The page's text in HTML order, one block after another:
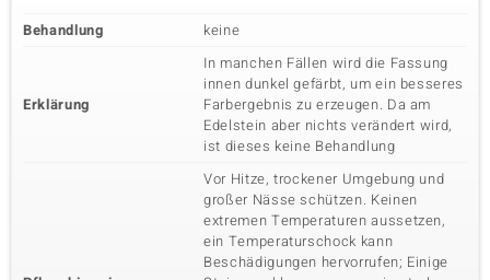
Behandlung keine
Erklärung
In manchen Fällen wird die Fassung
innen dunkel gefärbt, um ein besseres
Farbergebnis zu erzeugen. Da am
Edelstein aber nichts verändert wird,
ist dieses keine Behandlung
Vor Hitze, trockener Umgebung und
großer Nässe schützen. Keinen
extremen Temperaturen aussetzen,
ein Temperaturschock kann
Beschädigungen hervorrufen; Einige